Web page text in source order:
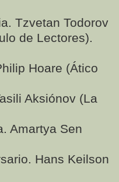
Tzvetan Todorov
de Lectores).
Hoare (Ático
Aksiónov (La
Amartya Sen
Hans Keilson